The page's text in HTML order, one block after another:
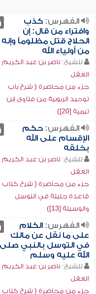
الفهرس:كذب
وافتراء من قال: إن
الحلاج قتل مظلوماً وإنه
من أولياء الله
للشيخ: ناصر بن عبد الكريم
العقل
جزء من محاضرة ( شرح باب
توحيد الربوبية من فتاوى ابن
تيمية [20])
الفهرس:حكم
الإقسام على الله
بخلقه
للشيخ: ناصر بن عبد الكريم
العقل
جزء من محاضرة ( شرح كتاب
قاعدة جليلة في التوسل
والوسيلة [13])
الفهرس:الكلام
على ما نقل عن مالك
في التوسل بالنبي صلى
الله عليه وسلم
للشيخ: ناصر بن عبد الكريم
العقل
جزء من محاضرة ( شرح كتاب